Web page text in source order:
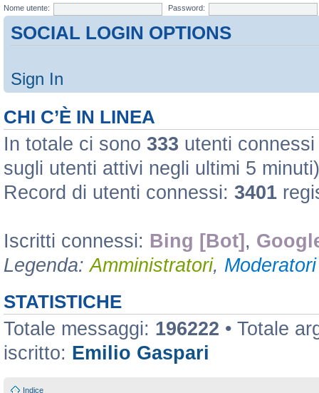
Nome utente:
Password:
SOCIAL LOGIN OPTIONS
Sign In
CHI C’È IN LINEA
In totale ci sono 333 utenti
sugli utenti attivi negli ultimi 5 minuti)
Record di utenti connessi: 3401
Iscritti connessi: Bing [Bot] ,
Legenda:Amministratori,
STATISTICHE
Totale messaggi: 196222 • Totale
iscritto: Emilio Gaspari
Indice